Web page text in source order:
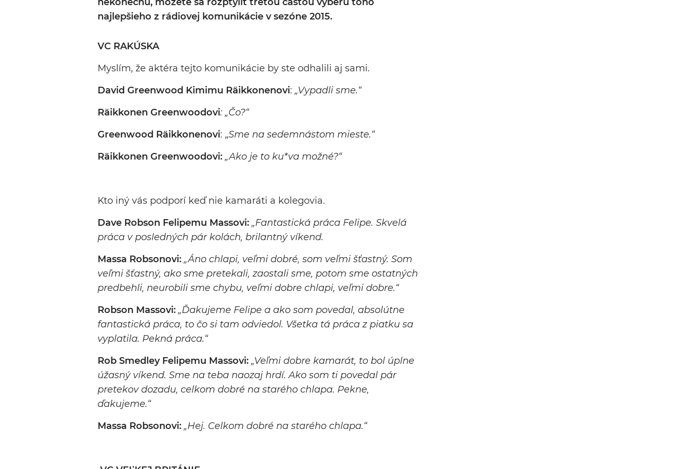
najlepšieho z rádiovej komunikácie v sezóne 2015.
VC RAKÚSKA
Myslím, že aktéra tejto komunikácie by ste odhalili aj sami.
David Greenwood Kimimu Räikkonenovi: „Vypadli sme.“
Räikkonen Greenwoodovi: „Čo?“
Greenwood Räikkonenovi: „Sme na sedemnástom mieste.“
Räikkonen Greenwoodovi: „Ako je to ku*va možné?“
Kto iný vás podporí keď nie kamaráti a kolegovia.
Dave Robson Felipemu Massovi: „Fantastická práca Felipe. Skvelá
práca v posledných pár kolách, brilantný víkend.
Massa Robsonovi: „Áno chlapi, veľmi dobré, som veľmi šťastný. Som
veľmi šťastný, ako sme pretekali, zaostali sme, potom sme ostatných
predbehli, neurobili sme chybu, veľmi dobre chlapi, veľmi dobre.“
Robson Massovi: „Ďakujeme Felipe a ako som povedal, absolútne
fantastická práca, to čo si tam odviedol. Všetka tá práca z piatku sa
vyplatila. Pekná práca.“
Rob Smedley Felipemu Massovi: „Veľmi dobre kamarát, to bol úplne
úžasný víkend. Sme na teba naozaj hrdí. Ako som ti povedal pár
pretekov dozadu, celkom dobré na starého chlapa. Pekne,
ďakujeme.“
Massa Robsonovi: „Hej. Celkom dobré na starého chlapa.“